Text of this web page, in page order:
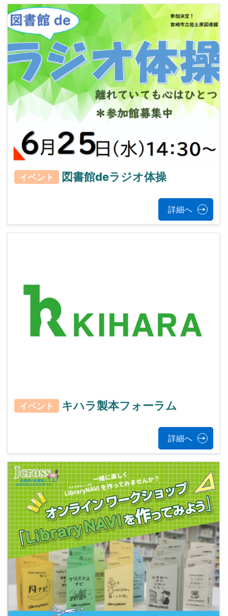
イベント 図書館deラジオ体操
詳細へ
イベント キハラ製本フォーラム
詳細へ